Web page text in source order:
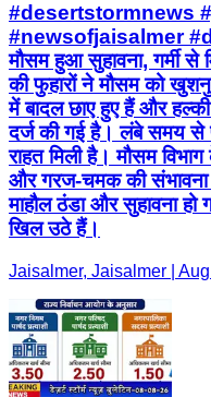
#desertstormnews
#newsofjaisalmer
मौसम हुआ सुहावना, गर्मी
की फुहारों ने मौसम को
में बादल छाए हुए हैं और
दर्ज की गई है। लंबे समय से
राहत मिली है। मौसम
और गरज-चमक की संभावना
माहौल ठंडा और सुहावना
खिल उठे हैं।
Jaisalmer, Jaisalmer |